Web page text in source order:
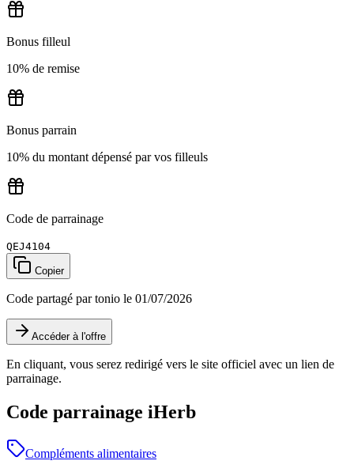
Bonus filleul
10% de remise
Bonus parrain
10% du montant dépensé par vos filleuls
Code de parrainage
QEJ4104
Copier
Code partagé par tonio le 01/07/2026
Accéder à l'offre
En cliquant, vous serez redirigé vers le site officiel avec un lien de
parrainage.
Code parrainage iHerb
Compléments alimentaires